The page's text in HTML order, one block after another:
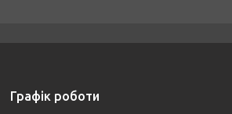
Графік роботи